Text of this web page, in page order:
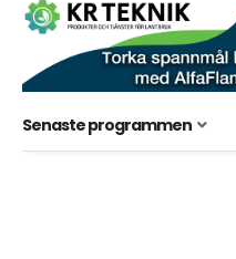
Senaste programmen